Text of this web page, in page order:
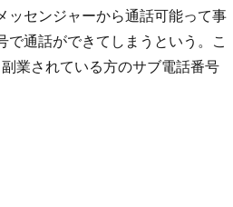
ッセンジャーから通話可能って事
で通話ができてしまうという。こ
業されている方のサブ電話番号